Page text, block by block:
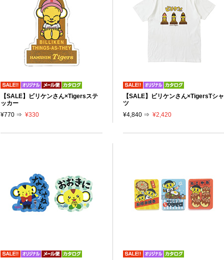
【SALE】ビリケンさん×Tigersステ
ッカー
¥770 ⇒ ¥330
【SALE】ビリケンさん×TigersTシャ
ツ
¥4,840 ⇒ ¥2,420